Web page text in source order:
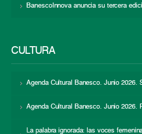
BanescoInnova anuncia su tercera
CULTURA
Agenda Cultural Banesco. Junio 2026.
Agenda Cultural Banesco. Junio 2026.
La palabra ignorada: las voces